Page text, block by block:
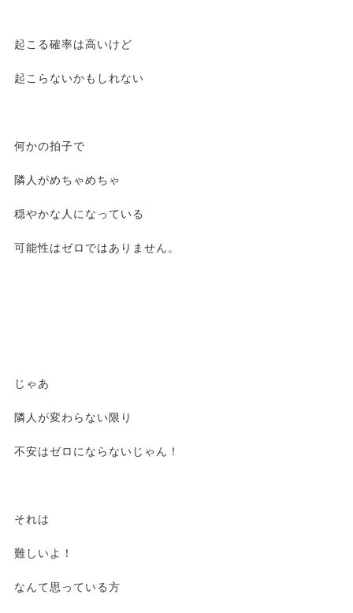
起こる確率は高いけど
起こらないかもしれない
何かの拍子で
隣人がめちゃめちゃ
穏やかな人になっている
可能性はゼロではありません。
じゃあ
隣人が変わらない限り
不安はゼロにならないじゃん！
それは
難しいよ！
なんて思っている方